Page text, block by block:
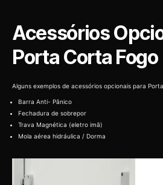
Acessórios
Porta Corta Fogo
Alguns exemplos de acessórios opcionais para
Barra Anti- Pânico
Fechadura de sobrepor
Trava Magnética (eletro imã)
Mola aérea hidráulica / Dorma